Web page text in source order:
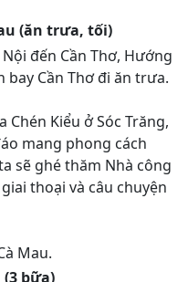
(ăn trưa, tối)
đến Cần Thơ, Hướng
bay Cần Thơ đi ăn trưa.
Chén Kiểu ở Sóc Trăng,
mang phong cách
sẽ ghé thăm Nhà công
thoại và câu chuyện
Mau.
bữa)